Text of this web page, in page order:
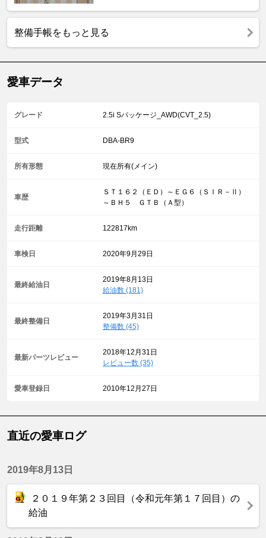
整備手帳をもっと見る
愛車データ
グレード 2.5i Sパッケージ_AWD(CVT_2.5)
型式 DBA-BR9
所有形態 現在所有(メイン)
車歴
ＳＴ１６２（ＥＤ）～ＥＧ６（ＳＩＲ－Ⅱ）
～ＢＨ５ ＧＴＢ（Ａ型）
走行距離 122817km
車検日 2020年9月29日
最終給油日
2019年8月13日
給油数 (181)
最終整備日
2019年3月31日
整備数 (45)
最新パーツレビュー
2018年12月31日
レビュー数 (35)
愛車登録日 2010年12月27日
直近の愛車ログ
2019年8月13日
２０１９年第２３回目（令和元年第１７回目）の
給油